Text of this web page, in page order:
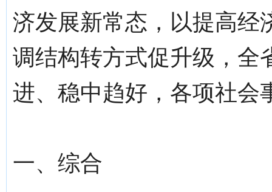
济发展新常态，以提高经
调结构转方式促升级，全
进、稳中趋好，各项社会
一、综合